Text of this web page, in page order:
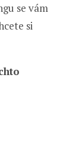
se vám
si